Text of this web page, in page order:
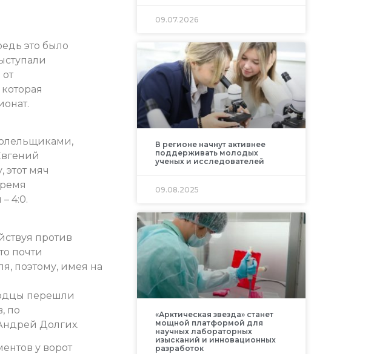
это было
мяч
4:0.
против
почти
поэтому, имея на
перешли
по
Долгих.
у ворот
09.07.2026
В регионе начнут активнее
поддерживать молодых
ученых и исследователей
09.08.2025
«Арктическая звезда» станет
мощной платформой для
научных лабораторных
изысканий и инновационных
разработок